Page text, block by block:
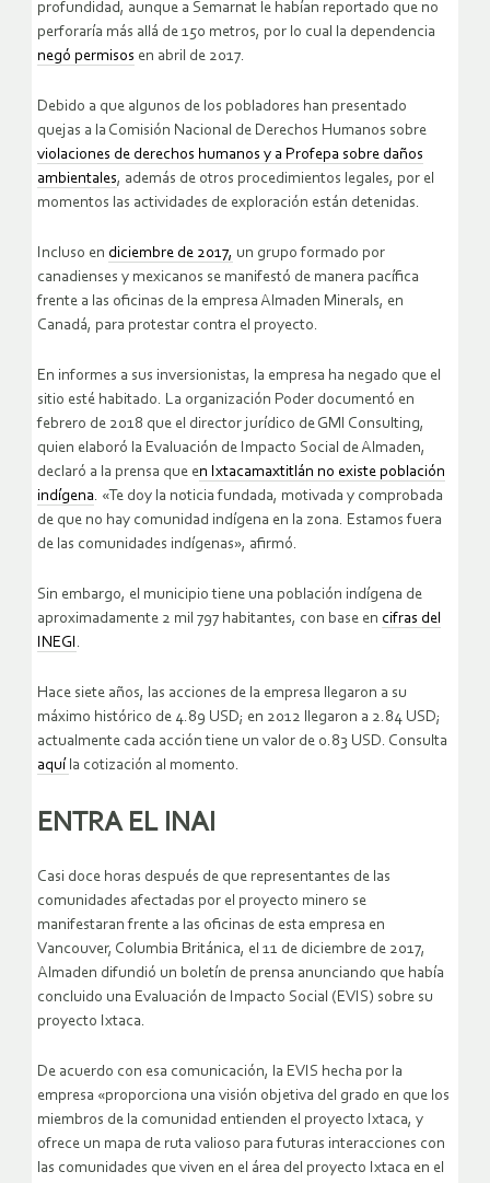
profundidad, aunque a Semarnat le habían reportado que no
perforaría más allá de 150 metros, por lo cual la dependencia
negó permisos en abril de 2017.
Debido a que algunos de los pobladores han presentado
quejas a la Comisión Nacional de Derechos Humanos sobre
violaciones de derechos humanos y a Profepa sobre daños
ambientales, además de otros procedimientos legales, por el
momentos las actividades de exploración están detenidas.
Incluso en diciembre de 2017, un grupo formado por
canadienses y mexicanos se manifestó de manera pacífica
frente a las oficinas de la empresa Almaden Minerals, en
Canadá, para protestar contra el proyecto.
En informes a sus inversionistas, la empresa ha negado que el
sitio esté habitado. La organización Poder documentó en
febrero de 2018 que el director jurídico de GMI Consulting,
quien elaboró la Evaluación de Impacto Social de Almaden,
declaró a la prensa que en Ixtacamaxtitlán no existe población
indígena. «Te doy la noticia fundada, motivada y comprobada
de que no hay comunidad indígena en la zona. Estamos fuera
de las comunidades indígenas», afirmó.
Sin embargo, el municipio tiene una población indígena de
aproximadamente 2 mil 797 habitantes, con base en cifras del
INEGI .
Hace siete años, las acciones de la empresa llegaron a su
máximo histórico de 4.89 USD; en 2012 llegaron a 2.84 USD;
actualmente cada acción tiene un valor de 0.83 USD. Consulta
aquí la cotización al momento.
ENTRA EL INAI
Casi doce horas después de que representantes de las
comunidades afectadas por el proyecto minero se
manifestaran frente a las oficinas de esta empresa en
Vancouver, Columbia Británica, el 11 de diciembre de 2017,
Almaden difundió un boletín de prensa anunciando que había
concluido una Evaluación de Impacto Social (EVIS) sobre su
proyecto Ixtaca.
De acuerdo con esa comunicación, la EVIS hecha por la
empresa «proporciona una visión objetiva del grado en que los
miembros de la comunidad entienden el proyecto Ixtaca, y
ofrece un mapa de ruta valioso para futuras interacciones con
las comunidades que viven en el área del proyecto Ixtaca en el